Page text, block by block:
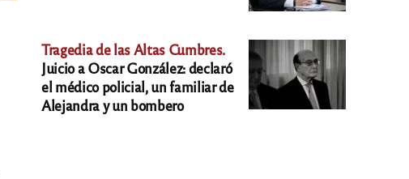
Tragedia de las Altas Cumbres.
Juicio a Oscar González: declaró
el médico policial, un familiar de
Alejandra y un bombero